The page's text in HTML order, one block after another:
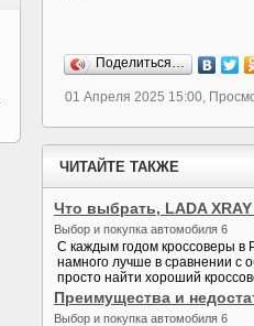
Поделиться…
01 Апреля 2025 15:00,
ЧИТАЙТЕ ТАКЖЕ
Что выбрать, LADA
Выбор и покупка автомобиля 6
С каждым годом кроссоверы в
намного лучше в сравнении с
просто найти хороший
Преимущества и
Выбор и покупка автомобиля 6